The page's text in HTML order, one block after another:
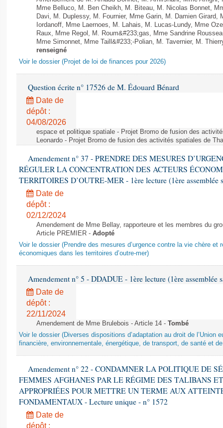
Mme Belluco, M. Ben Cheikh, M. Biteau, M. Nicolas Bonnet,
Davi, M. Duplessy, M. Fournier, Mme Garin, M. Damien Girard,
Iordanoff, Mme Laernoes, M. Lahais, M. Lucas-Lundy, Mme
Raux, Mme Regol, M. Roum&#233;gas, Mme Sandrine
Mme Simonnet, Mme Taill&#233;-Polian, M. Tavernier, M.
renseigné
Voir le dossier (Projet de loi de finances pour 2026)
Question écrite n° 17526 de M. Édouard Bénard
Date de
dépôt :
04/08/2026
espace et politique spatiale - Projet Bromo de fusion des
Leonardo - Projet Bromo de fusion des activités spatiales de
Amendement n° 37 - PRENDRE DES MESURES
RÉGULER LA CONCENTRATION DES ACTEURS
TERRITOIRES D’OUTRE-MER - 1ère lecture (1ère assemblée
Date de
dépôt :
02/12/2024
Amendement de Mme Bellay, rapporteure et les membres du
Article PREMIER - Adopté
Voir le dossier (Prendre des mesures d’urgence contre la vie chère et
économiques dans les territoires d’outre-mer)
Amendement n° 5 - DDADUE - 1ère lecture (1ère assemblée
Date de
dépôt :
22/11/2024
Amendement de Mme Brulebois - Article 14 - Tombé
Voir le dossier (Diverses dispositions d’adaptation au droit de l’Union
financière, environnementale, énergétique, de transport, de santé et
Amendement n° 22 - CONDAMNER LA POLITIQUE DE
FEMMES AFGHANES PAR LE RÉGIME DES TALIBANS
APPROPRIÉES POUR METTRE UN TERME AUX
FONDAMENTAUX - Lecture unique - n° 1572
Date de
dépôt :